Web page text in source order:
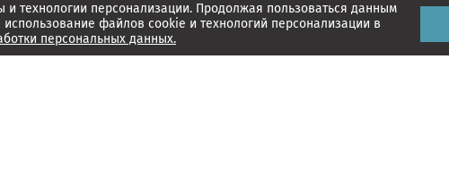
технологии персонализации. Продолжая пользоваться данным
использование файлов cookie и технологий персонализации в
персональных данных.